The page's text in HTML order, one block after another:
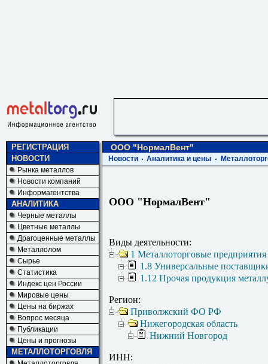
РЕГИСТРАЦИЯ
НОВОСТИ
Рынка металлов
Новости компаний
Информагентства
АНАЛИТИКА
Черные металлы
Цветные металлы
Драгоценные металлы
Металлолом
Сырье
Статистика
Индекс цен России
Мировые цены
Цены на биржах
Вопрос месяца
Публикации
Цены и прогнозы
МЕТАЛЛОТОРГОВЛЯ
ООО "НормалВент"
Новости Аналитика и цены
ООО "НормалВент"
Виды деятельности:
1 Металлоторговые
1.8 Универсальные
1.12 Прочая продукция
Регион:
Приволжский ФО РФ
Нижегородская область
Нижний Новгород
ИНН: